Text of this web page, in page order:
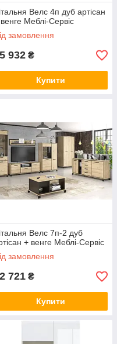
Велс 4п дуб артісан
Меблі-Сервіс
замовлення
932 ₴
Купити
Велс 7п-2 дуб
+ венге Меблі-Сервіс
замовлення
721 ₴
Купити